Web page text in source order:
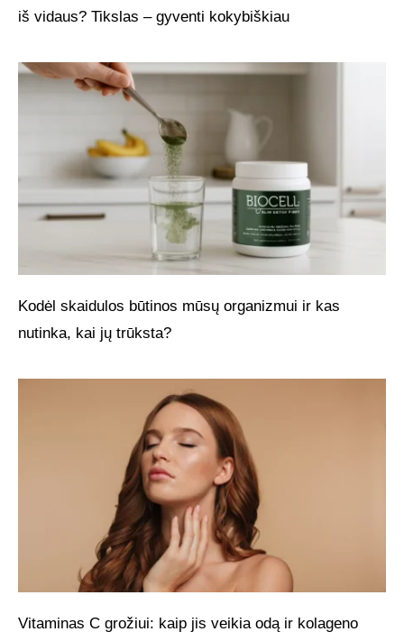
iš vidaus? Tikslas – gyventi kokybiškiau
Kodėl skaidulos būtinos mūsų organizmui ir kas
nutinka, kai jų trūksta?
Vitaminas C grožiui: kaip jis veikia odą ir kolageno